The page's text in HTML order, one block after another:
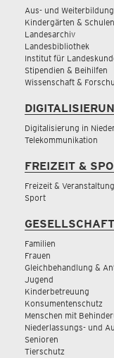
Aus- und Weiterbildung
Kindergärten & Schulen
Landesarchiv
Landesbibliothek
Institut für
Stipendien & Beihilfen
Wissenschaft &
Digitalisierung in
Telekommunikation
FREIZEIT &
Freizeit &
Sport
Familien
Frauen
Gleichbehandlung &
Jugend
Kinderbetreuung
Konsumentenschutz
Menschen mit
Niederlassungs- und
Senioren
Tierschutz